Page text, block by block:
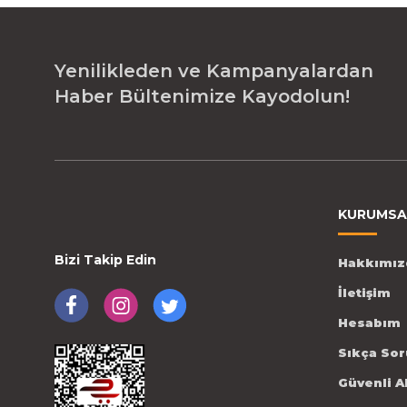
Yenilikleden ve Kampanyalardan
Haber Bültenimize Kayodolun!
Bizi Takip Edin
İletişim
Hesabım
Sıkça
Güvenli